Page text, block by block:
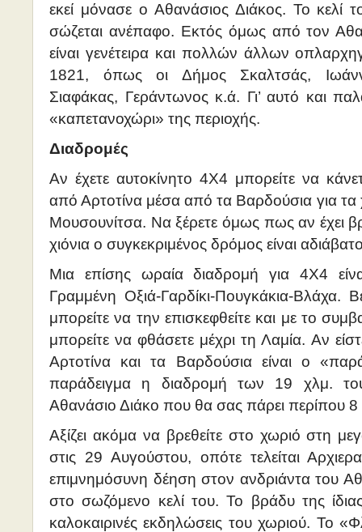
εκεί μόνασε ο Αθανάσιος Διάκος. Το κελί
σώζεται ανέπαφο. Εκτός όμως από τον
είναι γενέτειρα και πολλών άλλων
1821, όπως οι Δήμος Σκαλτσάς,
Σιαφάκας, Γεράντωνος κ.ά. Γι’ αυτό και
«καπετανοχώρι» της περιοχής.
Διαδρομές
Αν έχετε αυτοκίνητο 4Χ4 μπορείτε να
από Αρτοτίνα μέσα από τα Βαρδούσια για τα
Μουσουνίτσα. Να ξέρετε όμως πως αν έχει
χιόνια ο συγκεκριμένος δρόμος είναι
Μια επίσης ωραία διαδρομή για 4Χ4
Γραμμένη Οξιά-Γαρδίκι-Πουγκάκια-Βλάχα.
μπορείτε να την επισκεφθείτε και με το
μπορείτε να φθάσετε μέχρι τη Λαμία. Αν
Αρτοτίνα και τα Βαρδούσια είναι ο
παράδειγμα η διαδρομή των 19 χλμ.
Αθανάσιο Διάκο που θα σας πάρει περίπου
Αξίζει ακόμα να βρεθείτε στο χωριό στη
στις 29 Αυγούστου, οπότε τελείται
επιμνημόσυνη δέηση στον ανδριάντα του
στο σωζόμενο κελί του. Το βράδυ της
καλοκαιρινές εκδηλώσεις του χωριού. Το